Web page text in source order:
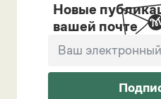
Новые
вашей почте